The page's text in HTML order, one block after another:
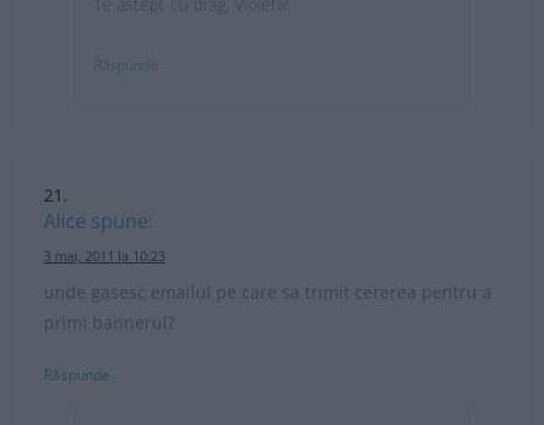
Răspunde
Alice spune:
3 mai, 2011 la 10:23
unde gasesc emailul pe care sa trimit cererea pentru a
primi bannerul?
Răspunde